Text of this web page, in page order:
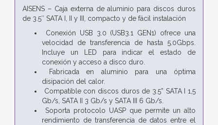
AISENS – Caja externa de aluminio para discos duros
de 3.5″ SATA I, II y III, compacto y de fácil instalación
Conexión USB 3.0 (USB3.1 GEN1) ofrece una
velocidad de transferencia de hasta 5.0Gbps.
Incluye un LED para indicar el estado de
conexión y acceso a disco duro.
Fabricada en aluminio para una óptima
disipación del calor.
Compatible con discos duros de 3.5” SATA I 1,5
Gb/s, SATA II 3 Gb/s y SATA III 6 Gb/s.
Soporta protocolo UASP que permite un alto
rendimiento de transferencia de datos entre el